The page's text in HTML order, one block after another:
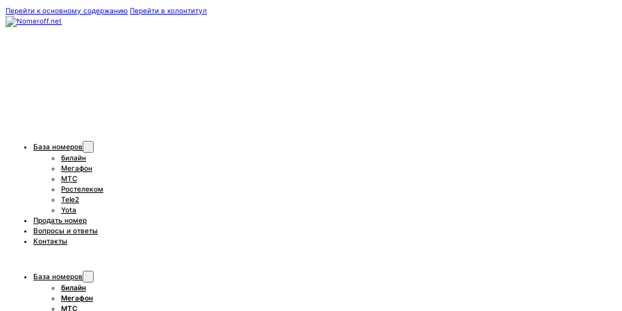
Перейти к основному содержанию Перейти в колонтитул
База номеров
билайн
Мегафон
МТС
Ростелеком
Tele2
Yota
Продать номер
Вопросы и ответы
Контакты
База номеров
билайн
Мегафон
МТС